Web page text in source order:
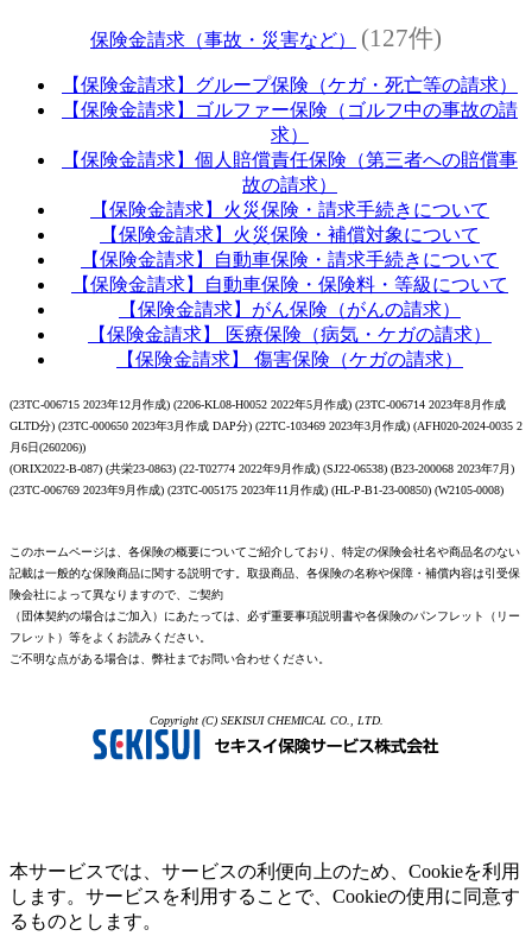
保険金請求（事故・災害など） (127件)
【保険金請求】グループ保険（ケガ・死亡等の請求）
【保険金請求】ゴルファー保険（ゴルフ中の事故の請
求）
【保険金請求】個人賠償責任保険（第三者への賠償事
故の請求）
【保険金請求】火災保険・請求手続きについて
【保険金請求】火災保険・補償対象について
【保険金請求】自動車保険・請求手続きについて
【保険金請求】自動車保険・保険料・等級について
【保険金請求】がん保険（がんの請求）
【保険金請求】 医療保険（病気・ケガの請求）
【保険金請求】 傷害保険（ケガの請求）
(23TC-006715 2023年12月作成) (2206-KL08-H0052 2022年5月作成) (23TC-006714 2023年8月作成
GLTD分) (23TC-000650 2023年3月作成 DAP分) (22TC-103469 2023年3月作成) (AFH020-2024-0035 2
月6日(260206))
(ORIX2022-B-087) (共栄23-0863) (22-T02774 2022年9月作成) (SJ22-06538) (B23-200068 2023年7月)
(23TC-006769 2023年9月作成) (23TC-005175 2023年11月作成) (HL-P-B1-23-00850) (W2105-0008)
このホームページは、各保険の概要についてご紹介しており、特定の保険会社名や商品名のない
記載は一般的な保険商品に関する説明です。取扱商品、各保険の名称や保障・補償内容は引受保
険会社によって異なりますので、ご契約
（団体契約の場合はご加入）にあたっては、必ず重要事項説明書や各保険のパンフレット（リー
フレット）等をよくお読みください。
ご不明な点がある場合は、弊社までお問い合わせください。
Copyright (C) SEKISUI CHEMICAL CO., LTD.
本サービスでは、サービスの利便向上のため、Cookieを利用
します。サービスを利用することで、Cookieの使用に同意す
るものとします。